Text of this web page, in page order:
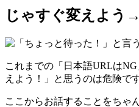
じゃすぐ変えよう
これまでの「日本語URLは
えよう！」と思うのは危険です
ここからお話することをちゃ